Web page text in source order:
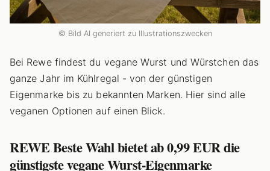
© Bild AI generiert zu Illustrationszwecken
Bei Rewe findest du vegane Wurst und Würstchen das
ganze Jahr im Kühlregal - von der günstigen
Eigenmarke bis zu bekannten Marken. Hier sind alle
veganen Optionen auf einen Blick.
REWE Beste Wahl bietet ab 0,99 EUR die
günstigste vegane Wurst-Eigenmarke